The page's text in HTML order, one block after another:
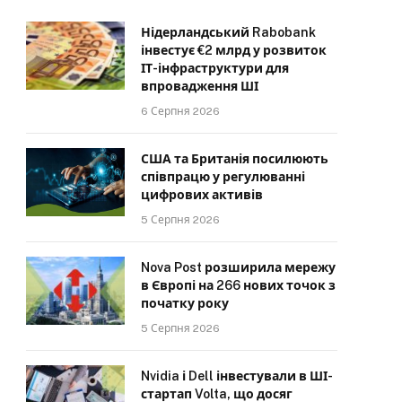
Нідерландський Rabobank
інвестує €2 млрд у розвиток
ІТ-інфраструктури для
впровадження ШІ
6 Серпня 2026
США та Британія посилюють
співпрацю у регулюванні
цифрових активів
5 Серпня 2026
Nova Post розширила мережу
в Європі на 266 нових точок з
початку року
5 Серпня 2026
Nvidia і Dell інвестували в ШІ-
стартап Volta, що досяг